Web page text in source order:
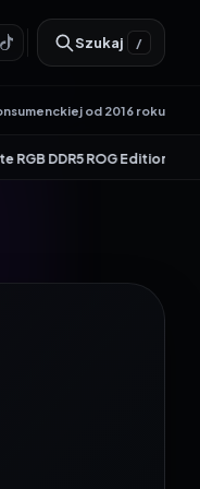
Szukaj /
od 2016 roku
Edition oferuje